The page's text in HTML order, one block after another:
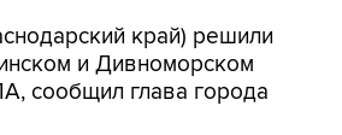
край) решили
и Дивноморском
сообщил глава города